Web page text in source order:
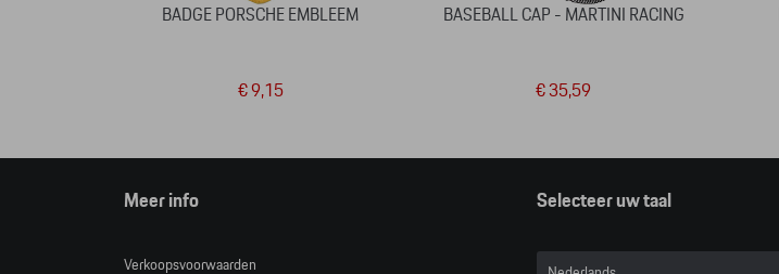
BADGE PORSCHE EMBLEEM
€ 9,15
BASEBALL CAP - MARTINI RACING
€ 35,59
Meer info
Verkoopsvoorwaarden
Selecteer uw taal